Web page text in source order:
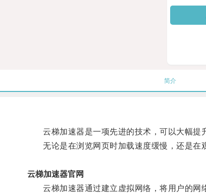
简介
云梯加速器是一项先进的技术，可以大幅提
无论是在浏览网页时加载速度缓慢，还是在
云梯加速器官网
云梯加速器通过建立虚拟网络，将用户的网